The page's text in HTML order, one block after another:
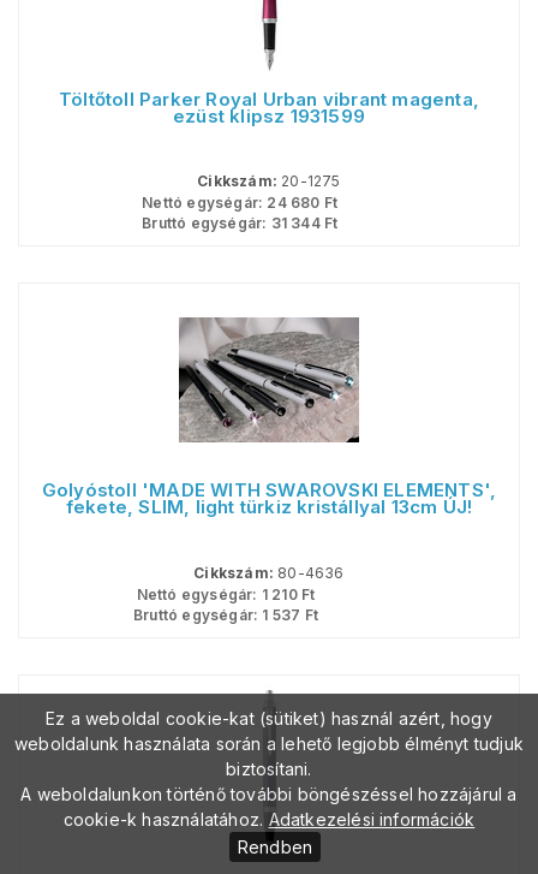
Töltőtoll Parker Royal Urban vibrant magenta,
ezüst klipsz 1931599
Cikkszám: 20-1275
Nettó egységár: 24 680 Ft
Bruttó egységár: 31 344Ft
Golyóstoll 'MADE WITH SWAROVSKI ELEMENTS',
fekete, SLIM, light türkiz kristállyal 13cm ÚJ!
Cikkszám: 80-4636
Nettó egységár: 1 210Ft
Bruttó egységár: 1 537 Ft
Ez a weboldal cookie-kat (sütiket) használ azért, hogy
weboldalunk használata során a lehető legjobb élményt tudjuk
biztosítani.
A weboldalunkon történő további böngészéssel hozzájárul a
cookie-k használatához. Adatkezelési információk
Rendben